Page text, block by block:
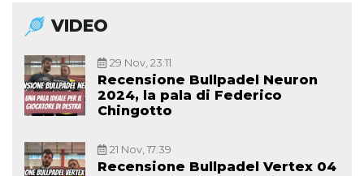
VIDEO
29 Nov, 23:11
Recensione Bullpadel Neuron
2024, la pala di Federico
Chingotto
21 Nov, 17:39
Recensione Bullpadel Vertex 04